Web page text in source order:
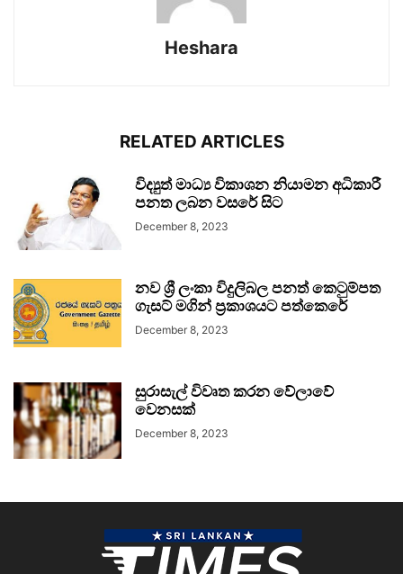
Heshara
RELATED ARTICLES
විද්‍යුත් මාධ්‍ය විකාශන නියාමන අධිකාරී
පනත ලබන වසරේ සිට
December 8, 2023
නව ශ්‍රී ලංකා විදුලිබල පනත් කෙටුම්පත
ගැසට් මගින් ප්‍රකාශයට පත්කෙරේ
December 8, 2023
සුරාසැල් විවෘත කරන වේලාවේ
වෙනසක්
December 8, 2023